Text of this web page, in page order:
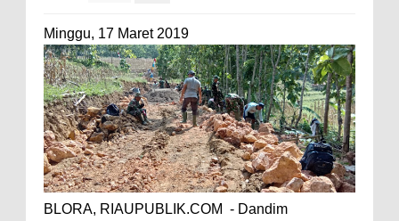
Minggu, 17 Maret 2019
BLORA, RIAUPUBLIK.COM - Dandim